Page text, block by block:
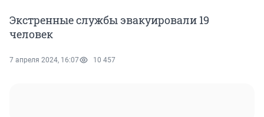
Экстренные службы эвакуировали 19
человек
7 апреля 2024, 16:07 10 457